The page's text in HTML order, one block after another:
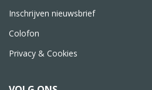
Inschrijven nieuwsbrief
Colofon
Privacy & Cookies